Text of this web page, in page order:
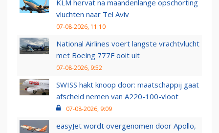
KLM hervat na maandenlange opschorting
vluchten naar Tel Aviv
07-08-2026, 11:10
National Airlines voert langste vrachtvlucht
met Boeing 777F ooit uit
07-08-2026, 9:52
SWISS hakt knoop door: maatschappij gaat
afscheid nemen van A220-100-vloot
07-08-2026, 9:09
easyJet wordt overgenomen door Apollo,